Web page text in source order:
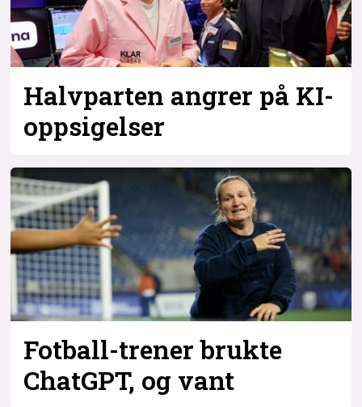
Halvparten angrer på KI-
oppsigelser
Fotball-trener brukte
ChatGPT, og vant